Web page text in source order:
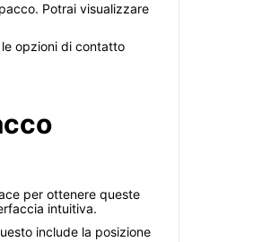
Potrai visualizzare
opzioni di contatto
per ottenere queste
intuitiva.
include la posizione